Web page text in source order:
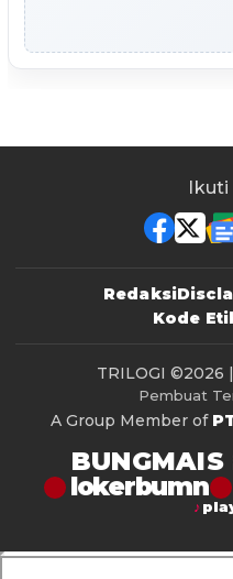
Redaksi
Kode
TRILOGI ©2026
Pembuat
A Group Member of
BUNGMAIS
lokerbumn